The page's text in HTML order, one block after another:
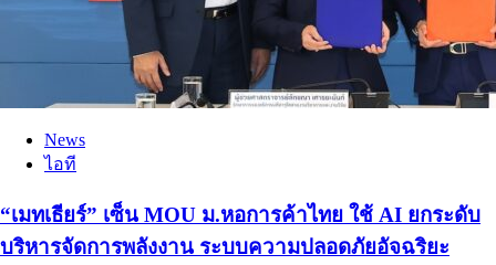
News
ไอที
“เมทเธียร์” เซ็น MOU ม.หอการค้าไทย ใช้ AI ยกระดับ
บริหารจัดการพลังงาน ระบบความปลอดภัยอัจฉริยะ